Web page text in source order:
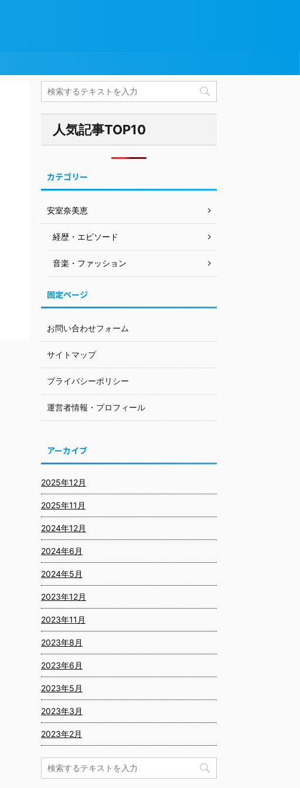
人気記事TOP10
カテゴリー
安室奈美恵
経歴・エピソード
音楽・ファッション
固定ページ
お問い合わせフォーム
サイトマップ
プライバシーポリシー
運営者情報・プロフィール
アーカイブ
2025年12月
2025年11月
2024年12月
2024年6月
2024年5月
2023年12月
2023年11月
2023年8月
2023年6月
2023年5月
2023年3月
2023年2月